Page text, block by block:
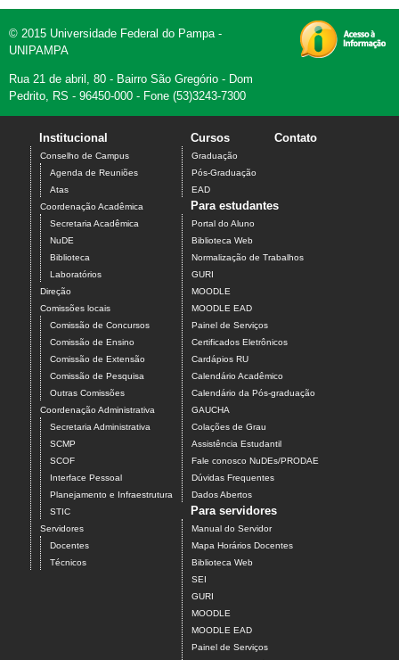
© 2015 Universidade Federal do Pampa -
UNIPAMPA
Rua 21 de abril, 80 - Bairro São Gregório - Dom
Pedrito, RS - 96450-000 - Fone (53)3243-7300
Institucional
Conselho de Campus
Agenda de Reuniões
Atas
Coordenação Acadêmica
Secretaria Acadêmica
NuDE
Biblioteca
Laboratórios
Direção
Comissões locais
Comissão de Concursos
Comissão de Ensino
Comissão de Extensão
Comissão de Pesquisa
Outras Comissões
Coordenação Administrativa
Secretaria Administrativa
SCMP
SCOF
Interface Pessoal
Planejamento e Infraestrutura
STIC
Servidores
Docentes
Técnicos
Cursos
Graduação
Pós-Graduação
EAD
Contato
Para estudantes
Portal do Aluno
Biblioteca Web
Normalização de Trabalhos
GURI
MOODLE
MOODLE EAD
Painel de Serviços
Certificados Eletrônicos
Cardápios RU
Calendário Acadêmico
Calendário da Pós-graduação
GAUCHA
Colações de Grau
Assistência Estudantil
Fale conosco NuDEs/PRODAE
Dúvidas Frequentes
Dados Abertos
Para servidores
Manual do Servidor
Mapa Horários Docentes
Biblioteca Web
SEI
GURI
MOODLE
MOODLE EAD
Painel de Serviços